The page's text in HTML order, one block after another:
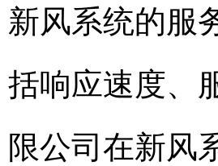
新风系统的服
括响应速度、
限公司在新风